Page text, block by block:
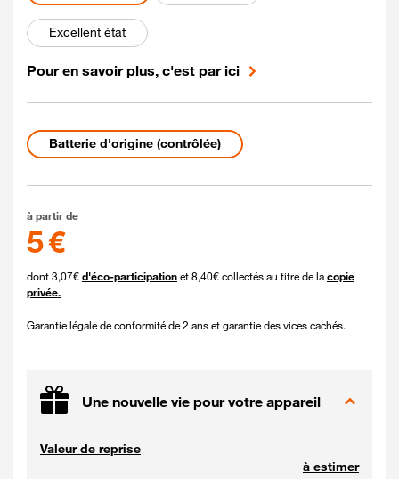
Excellent état
Pour en savoir plus, c'est par ici
Etat de la batterie
Batterie d'origine (contrôlée)
à partir de
5 €
dont 3,07€ d'éco-participation et 8,40€ collectés au titre de la copie
privée.
Garantie légale de conformité de 2 ans et garantie des vices cachés.
Une nouvelle vie pour votre appareil
Valeur de reprise
à estimer